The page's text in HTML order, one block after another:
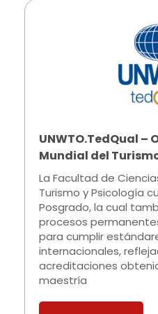
UNWTO.TedQual –
Mundial del
La Facultad de
Turismo y Psicología
Posgrado, la cual
procesos
para cumplir
internacionales,
acreditaciones
maestría